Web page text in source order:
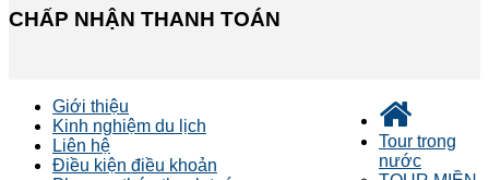
CHẤP NHẬN THANH TOÁN
Giới thiệu
Kinh nghiệm du lịch
Liên hệ
Điều kiện điều khoản
Tour trong
nước